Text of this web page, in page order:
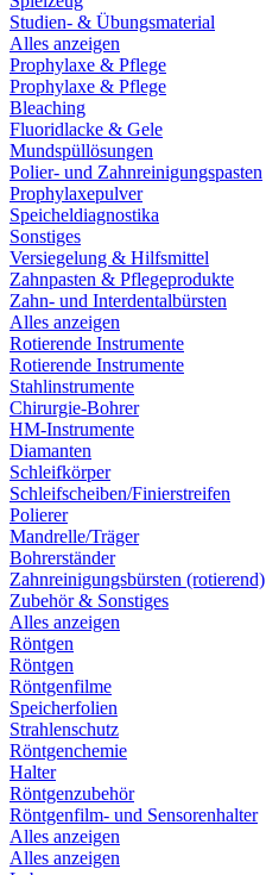
Studien- & Übungsmaterial
Alles anzeigen
Prophylaxe & Pflege
Prophylaxe & Pflege
Bleaching
Fluoridlacke & Gele
Mundspüllösungen
Polier- und Zahnreinigungspasten
Prophylaxepulver
Speicheldiagnostika
Sonstiges
Versiegelung & Hilfsmittel
Zahnpasten & Pflegeprodukte
Zahn- und Interdentalbürsten
Alles anzeigen
Rotierende Instrumente
Rotierende Instrumente
Stahlinstrumente
Chirurgie-Bohrer
HM-Instrumente
Diamanten
Schleifkörper
Schleifscheiben/Finierstreifen
Polierer
Mandrelle/Träger
Bohrerständer
Zahnreinigungsbürsten (rotierend)
Zubehör & Sonstiges
Alles anzeigen
Röntgen
Röntgen
Röntgenfilme
Speicherfolien
Strahlenschutz
Röntgenchemie
Halter
Röntgenzubehör
Röntgenfilm- und Sensorenhalter
Alles anzeigen
Alles anzeigen